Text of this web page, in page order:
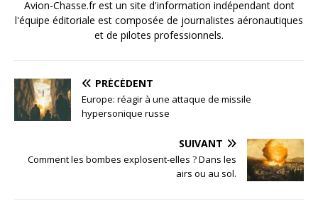
Avion-Chasse.fr est un site d'information indépendant dont
l'équipe éditoriale est composée de journalistes aéronautiques
et de pilotes professionnels.
PRÉCÉDENT
Europe: réagir à une attaque de missile
hypersonique russe
SUIVANT
Comment les bombes explosent-elles ? Dans les
airs ou au sol.